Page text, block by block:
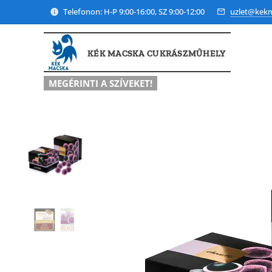
Telefonon: H-P 9:00-16:00, SZ 9:00-12:00
KÉK MACSKA CUKRÁSZMŰHELY
MEGÉRINTI A SZÍVEKET!